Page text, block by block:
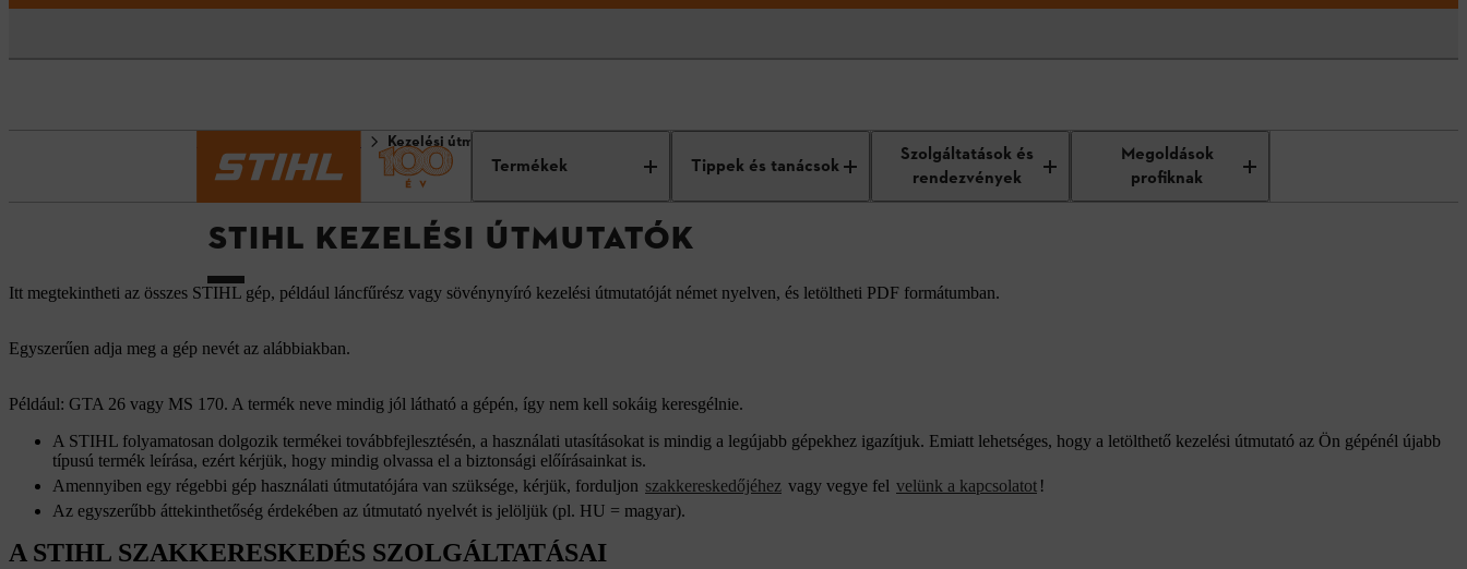
Termékek Tippek és tanácsok
Szolgáltatások és
rendezvények
Megoldások
profiknak
Információk Kezelési útmutatók
STIHL KEZELÉSI ÚTMUTATÓK
Itt megtekintheti az összes STIHL gép, például láncfűrész vagy sövénynyíró kezelési útmutatóját német nyelven, és letöltheti PDF formátumban.
Egyszerűen adja meg a gép nevét az alábbiakban.
Például: GTA 26 vagy MS 170. A termék neve mindig jól látható a gépén, így nem kell sokáig keresgélnie.
A STIHL folyamatosan dolgozik termékei továbbfejlesztésén, a használati utasításokat is mindig a legújabb gépekhez igazítjuk. Emiatt lehetséges, hogy a letölthető kezelési útmutató az Ön gépénél újabb
típusú termék leírása, ezért kérjük, hogy mindig olvassa el a biztonsági előírásainkat is.
Amennyiben egy régebbi gép használati útmutatójára van szüksége, kérjük, forduljon szakkereskedőjéhez vagy vegye fel velünk a kapcsolatot !
Az egyszerűbb áttekinthetőség érdekében az útmutató nyelvét is jelöljük (pl. HU = magyar).
A STIHL SZAKKERESKEDÉS SZOLGÁLTATÁSAI